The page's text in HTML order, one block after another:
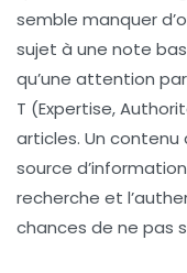
semble manquer
sujet à une note
qu’une attention
T (Expertise,
articles. Un
source
recherche et
chances de ne pas